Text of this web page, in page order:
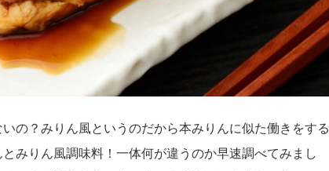
の？みりん風というのだから本みりんに似た働きをする
みりん風調味料！一体何が違うのか早速調べてみまし